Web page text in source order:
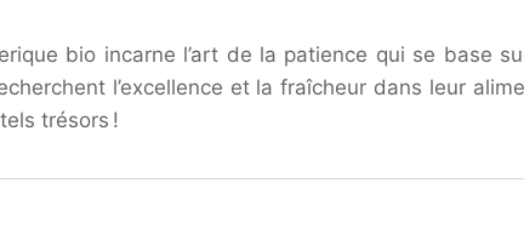
bio incarne l’art de la patience qui se base
l’excellence et la fraîcheur dans leur
trésors !